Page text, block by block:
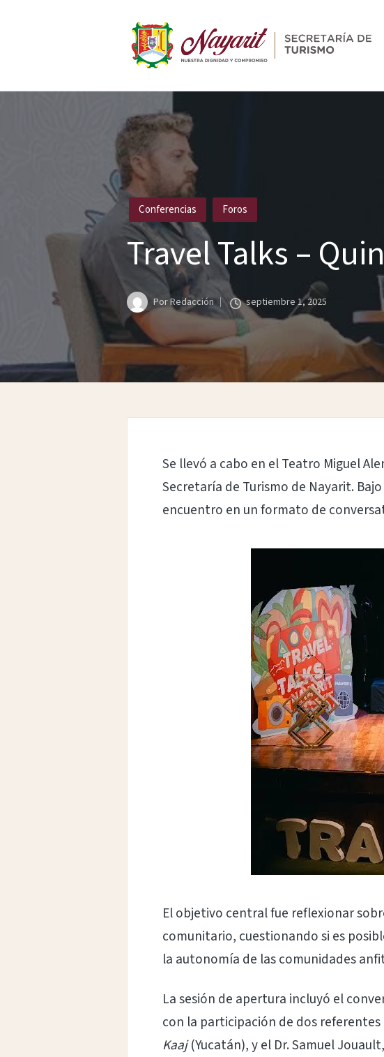
Publicado
en
Conferencias Foros
Travel Talks –
Publicado
por
PorRedacción septiembre 1, 2025
Se llevó a cabo en el Teatro Miguel
Secretaría de Turismo de Nayarit.
encuentro en un formato de
El objetivo central fue reflexionar
comunitario, cuestionando si es
la autonomía de las comunidades
La sesión de apertura incluyó el
con la participación de dos
Kaaj(Yucatán), y el Dr. Samuel